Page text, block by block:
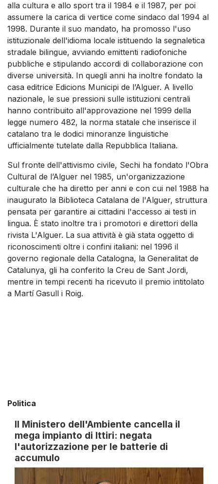
alla cultura e allo sport tra il 1984 e il 1987, per poi
assumere la carica di vertice come sindaco dal 1994 al
1998. Durante il suo mandato, ha promosso l'uso
istituzionale dell'idioma locale istituendo la segnaletica
stradale bilingue, avviando emittenti radiofoniche
pubbliche e stipulando accordi di collaborazione con
diverse università. In quegli anni ha inoltre fondato la
casa editrice Edicions Municipi de l’Alguer. A livello
nazionale, le sue pressioni sulle istituzioni centrali
hanno contribuito all'approvazione nel 1999 della
legge numero 482, la norma statale che inserisce il
catalano tra le dodici minoranze linguistiche
ufficialmente tutelate dalla Repubblica Italiana.
Sul fronte dell'attivismo civile, Sechi ha fondato l'Obra
Cultural de l’Alguer nel 1985, un'organizzazione
culturale che ha diretto per anni e con cui nel 1988 ha
inaugurato la Biblioteca Catalana de l'Alguer, struttura
pensata per garantire ai cittadini l'accesso ai testi in
lingua. È stato inoltre tra i promotori e direttori della
rivista L'Alguer. La sua attività è già stata oggetto di
riconoscimenti oltre i confini italiani: nel 1996 il
governo regionale della Catalogna, la Generalitat de
Catalunya, gli ha conferito la Creu de Sant Jordi,
mentre in tempi recenti ha ricevuto il premio intitolato
a Martí Gasull i Roig.
Politica
Il Ministero dell'Ambiente cancella il
mega impianto di Ittiri: negata
l'autorizzazione per le batterie di
accumulo